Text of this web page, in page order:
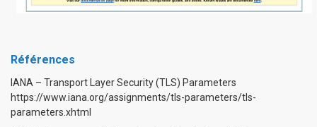
Références
IANA – Transport Layer Security (TLS) Parameters
https://www.iana.org/assignments/tls-parameters/tls-
parameters.xhtml